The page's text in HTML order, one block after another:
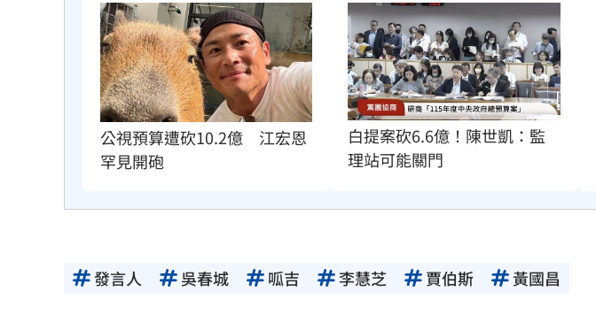
公視預算遭砍10.2億　江宏恩
罕見開砲
白提案砍6.6億！陳世凱：監
理站可能關門
發言人 吳春城 呱吉 李慧芝 賈伯斯 黃國昌